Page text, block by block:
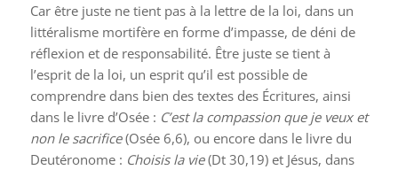
Car être juste ne tient pas à la lettre de la loi, dans un
littéralisme mortifère en forme d’impasse, de déni de
réflexion et de responsabilité. Être juste se tient à
l’esprit de la loi, un esprit qu’il est possible de
comprendre dans bien des textes des Écritures, ainsi
dans le livre d’Osée : C’est la compassion que je veux et
non le sacrifice(Osée 6,6), ou encore dans le livre du
Deutéronome : Choisis la vie(Dt 30,19) et Jésus, dans